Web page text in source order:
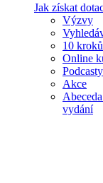
Jak získat
Výzvy
10
Online
Podcasty
Akce
vydání